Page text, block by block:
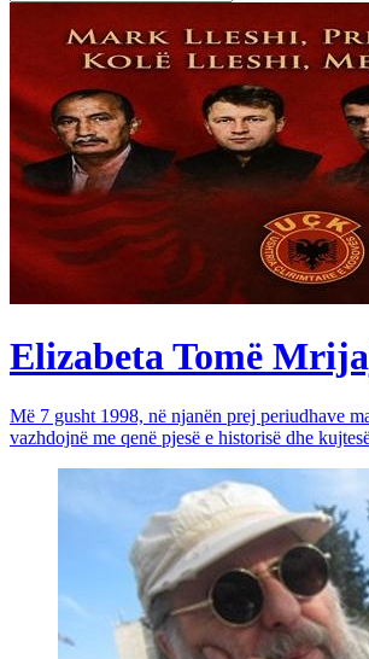
Elizabeta Tomë
Më 7 gusht 1998, në njanën prej periudhave
vazhdojnë me qenë pjesë e historisë dhe